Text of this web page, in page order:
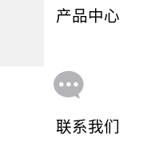
产品中心
联系我们